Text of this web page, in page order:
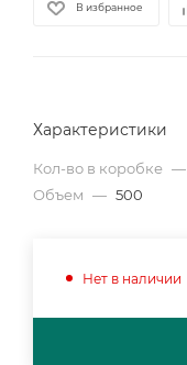
В избранное
Характеристики
Кол-во в коробке —
Объем — 500
Нет в наличии